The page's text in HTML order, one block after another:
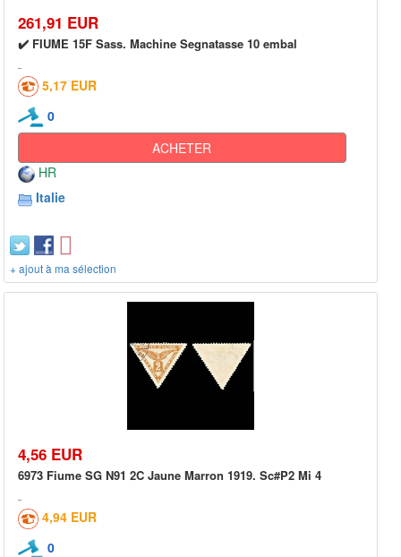
261,91 EUR
✔️ FIUME 15F Sass. Machine Segnatasse 10 embal
5,17 EUR
0
ACHETER
HR
Italie
+ ajout à ma sélection
4,56 EUR
6973 Fiume SG N91 2C Jaune Marron 1919. Sc#P2 Mi 4
4,94 EUR
0